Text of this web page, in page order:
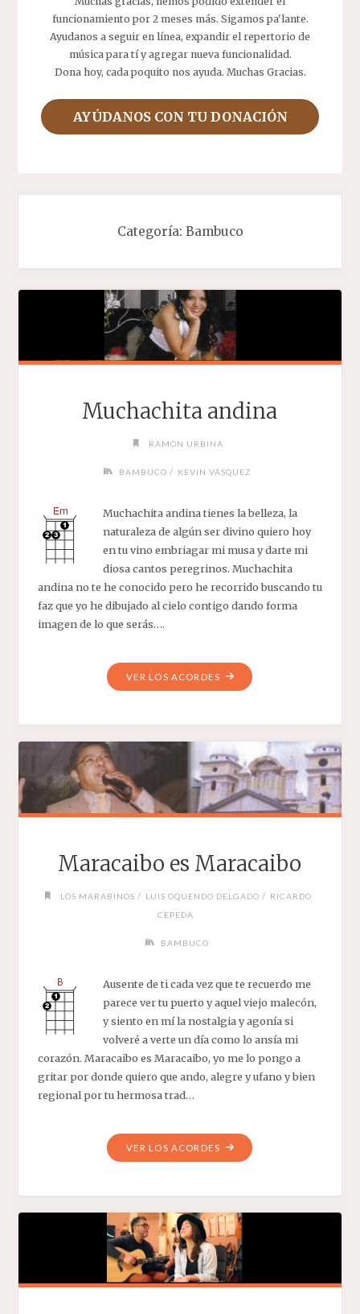
funcionamiento por 2 meses más. Sigamos pa'lante.
Ayudanos a seguir en línea, expandir el repertorio de
música para tí y agregar nueva funcionalidad.
Dona hoy, cada poquito nos ayuda. Muchas Gracias.
AYÚDANOS CON TU DONACIÓN
Categoría: Bambuco
Muchachita andina
RAMÓN URBINA
BAMBUCO / KEVIN VÁSQUEZ
Muchachita andina tienes la belleza, la
naturaleza de algún ser divino quiero hoy
en tu vino embriagar mi musa y darte mi
diosa cantos peregrinos. Muchachita
andina no te he conocido pero he recorrido buscando tu
faz que yo he dibujado al cielo contigo dando forma
imagen de lo que serás….
VER LOS ACORDES"MUCHACHITA
Maracaibo es Maracaibo
LOS MARABINOS / LUIS OQUENDO DELGADO / RICARDO
CEPEDA
BAMBUCO
Ausente de ti cada vez que te recuerdo me
parece ver tu puerto y aquel viejo malecón,
y siento en mí la nostalgia y agonía si
volveré a verte un día como lo ansía mi
corazón. Maracaibo es Maracaibo, yo me lo pongo a
gritar por donde quiero que ando, alegre y ufano y bien
regional por tu hermosa trad…
VER LOS ACORDES"MARACAIBO
ES